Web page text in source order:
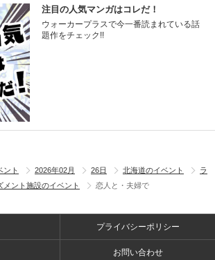
注目の人気マンガはコレだ！
ウォーカープラスで今一番読まれている話
題作をチェック!!
ント 2026年02月 26日 北海道のイベント
ラ
メント施設のイベント 恋人と・夫婦で
プライバシーポリシー
お問い合わせ